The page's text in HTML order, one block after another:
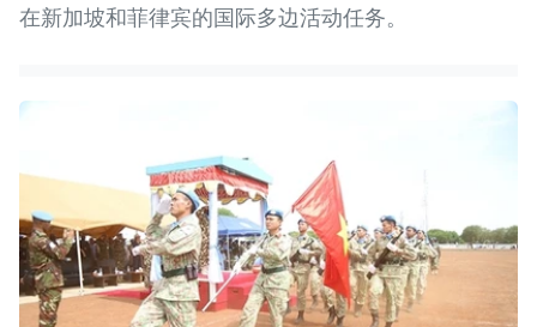
在新加坡和菲律宾的国际多边活动任务。